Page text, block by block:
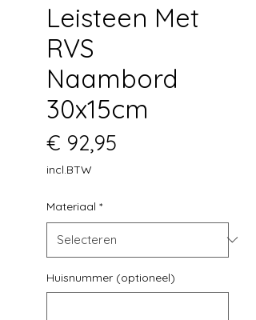
Leisteen Met
RVS
Naambord
30x15cm
€ 92,95
incl.BTW
Materiaal *
Huisnummer (optioneel)